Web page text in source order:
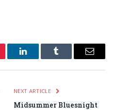
LinkedInTumblr Email
NEXT ARTICLE
Midsummer Bluesnight